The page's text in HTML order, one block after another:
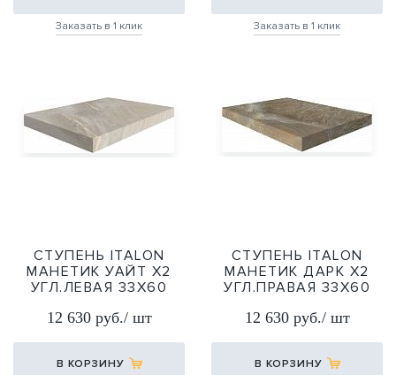
Заказать в 1 клик Заказать в 1 клик
СТУПЕНЬ ITALON
МАНЕТИК УАЙТ Х2
УГЛ.ЛЕВАЯ 33Х60
12 630 руб./ шт
В КОРЗИНУ
СТУПЕНЬ ITALON
МАНЕТИК ДАРК Х2
УГЛ.ПРАВАЯ 33Х60
12 630 руб./ шт
В КОРЗИНУ